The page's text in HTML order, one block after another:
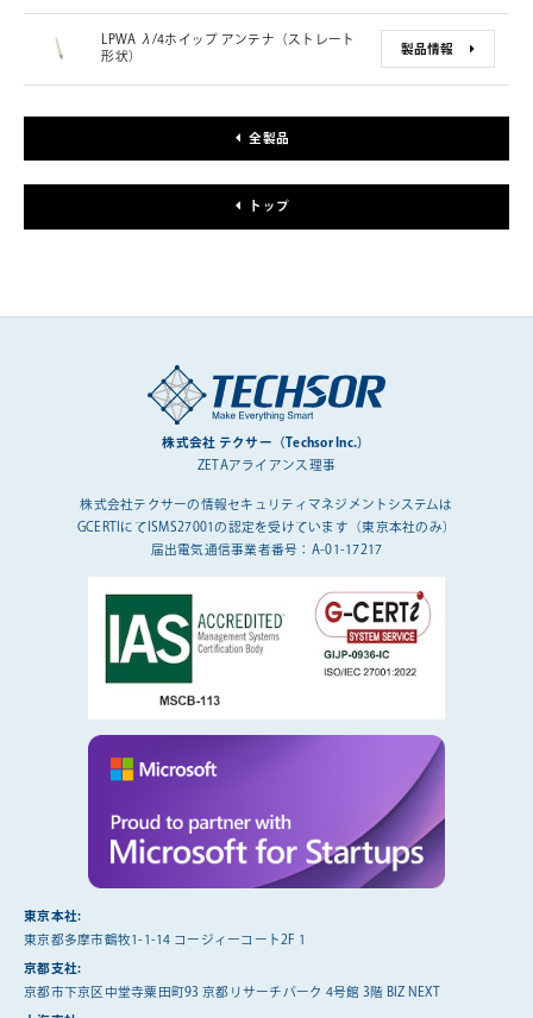
LPWA λ/4ホイップ アンテナ（ストレート
形状）
製品情報
全製品
トップ
株式会社 テクサー（Techsor Inc.）
ZETAアライアンス理事
株式会社テクサーの情報セキュリティマネジメントシステムは
GCERTIにてISMS27001の認定を受けています（東京本社のみ）
届出電気通信事業者番号：A-01-17217
東京本社:
東京都多摩市鶴牧1-1-14 コージィーコート2F 1
京都支社:
京都市下京区中堂寺粟田町93 京都リサーチパーク 4号館 3階 BIZ NEXT